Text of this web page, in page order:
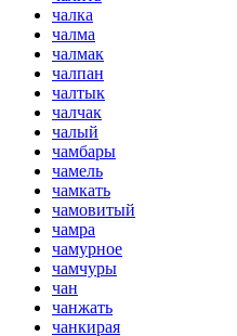
чалка
чалма
чалмак
чалпан
чалтык
чалчак
чалый
чамбары
чамель
чамкать
чамовитый
чамра
чамурное
чамчуры
чан
чанжать
чанкирая